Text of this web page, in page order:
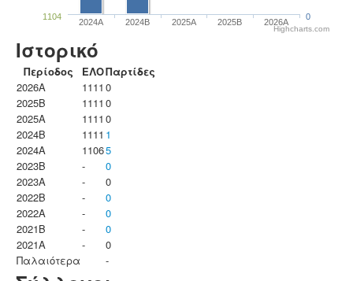
2024A 2024B 2025A 2025B 2026A
1104 0
Highcharts.com
Ιστορικό
Περίοδος ΕΛΟΠαρτίδες
2026A
1111 0
2025B
1111 0
2025A
1111 0
2024B
1111 1
2024A
11065
2023B
-
0
2023Α
-
0
2022B
-
0
2022A
-
0
2021B
-
0
2021A
-
0
Παλαιότερα
-